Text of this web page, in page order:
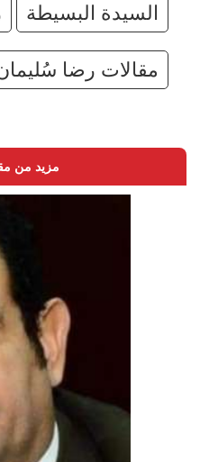
السيدة البسيطة
مقالات رضا
مزيد من